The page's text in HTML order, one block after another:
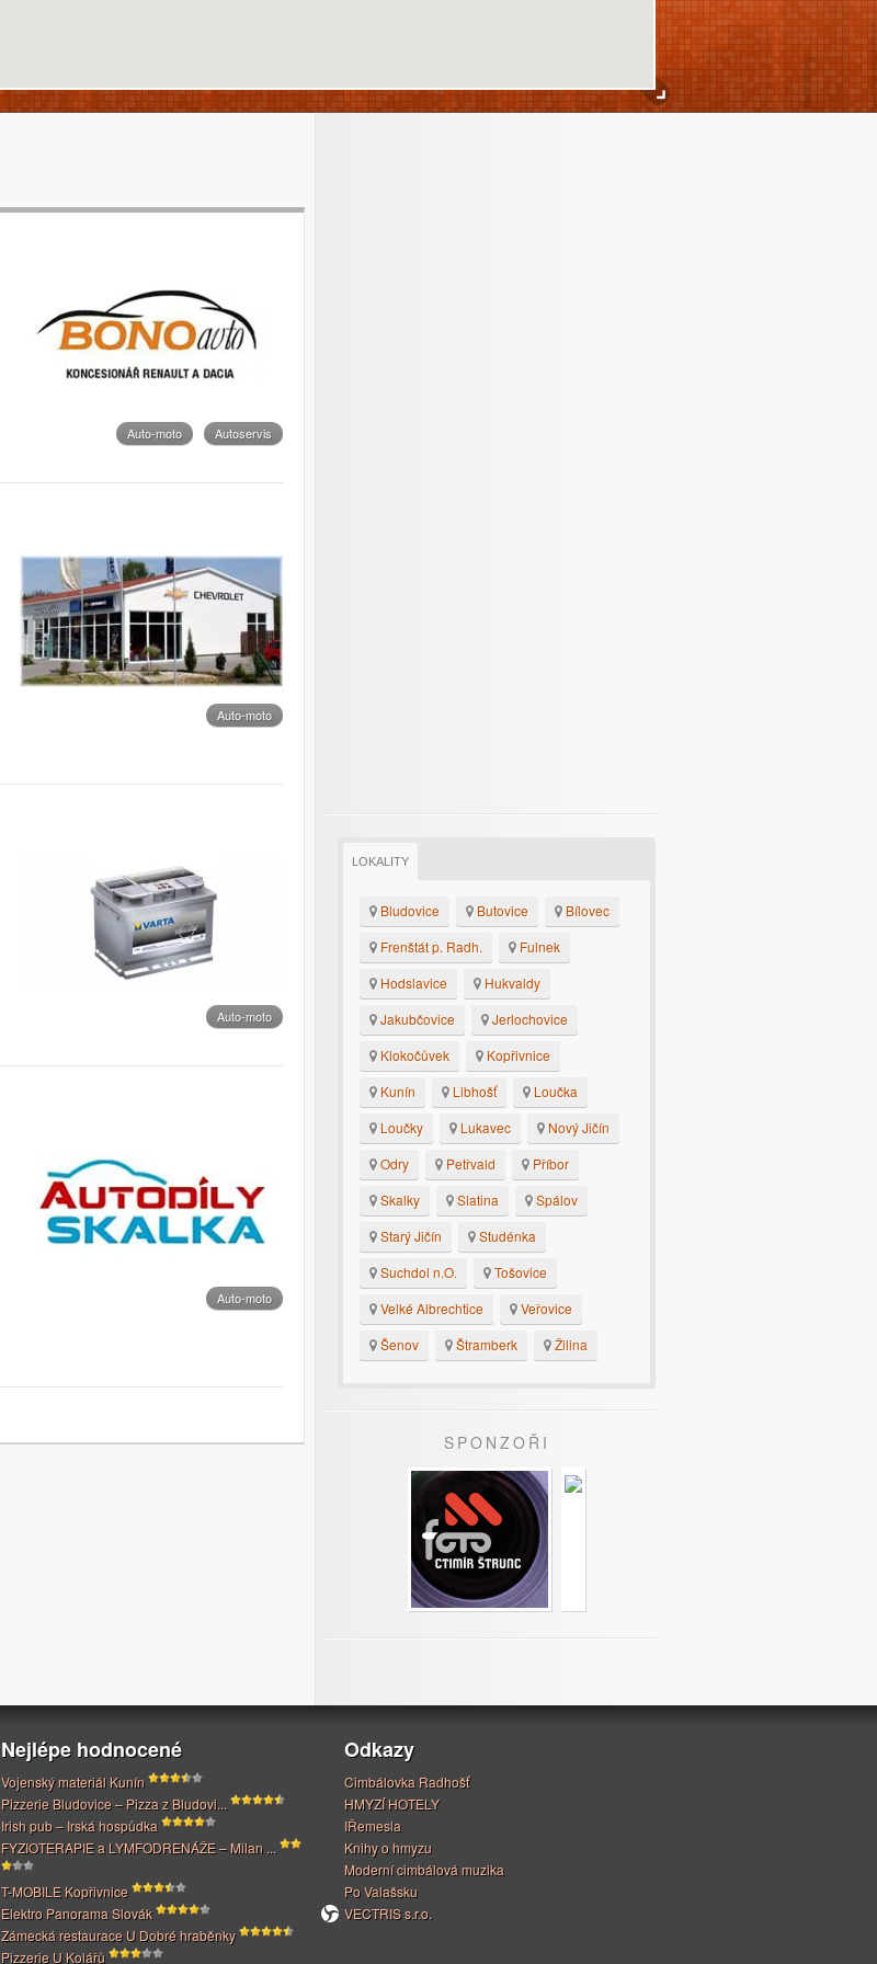
Auto-moto Autoservis
Auto-moto
Auto-moto
Auto-moto
LOKALITY
Bludovice Butovice
Bílovec
Frenštát p. Radh.
Fulnek
Hodslavice
Hukvaldy
Jakubčovice
Jerlochovice
Klokočůvek
Kopřivnice
Kunín
Libhošť
Loučka
Loučky
Lukavec
Nový Jičín
Odry
Petřvald
Příbor
Skalky
Slatina
Spálov
Starý Jičín
Studénka
Suchdol n.O.
Tošovice
Velké Albrechtice
Veřovice
Šenov
Štramberk Žilina
SPONZOŘI
Nejlépe hodnocené
Vojenský materiál Kunín
Pizzerie Bludovice – Pizza z Bludovi...
Irish pub – Irská hospůdka
FYZIOTERAPIE a LYMFODRENÁŽE – Milan ...
T-MOBILE Kopřivnice
Elektro Panorama Slovák
Zámecká restaurace U Dobré hraběnky
Pizzerie U Kolářů
Odkazy
Cimbálovka Radhošť
HMYZÍ HOTELY
IŘemesla
Knihy o hmyzu
Moderní cimbálová muzika
Po Valašsku
VECTRIS s.r.o.